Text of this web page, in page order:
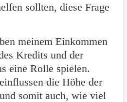
sollten, diese Frage
meinem Einkommen
Kredits und der
eine Rolle spielen.
die Höhe der
somit auch, wie viel